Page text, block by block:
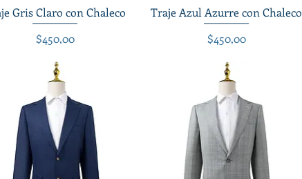
Vista rápida
Gris Claro con Chaleco
Precio
$450,00
Vista rápida
Traje Azul Azurre con Chaleco
Precio
$450,00